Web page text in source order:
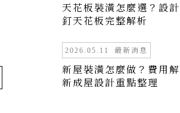
天花板裝潢怎麼選？設
釘天花板完整解析
2026.05.11 最新消息
新屋裝潢怎麼做？費用
新成屋設計重點整理